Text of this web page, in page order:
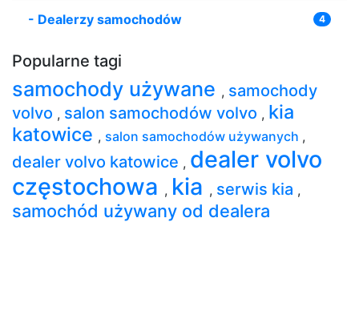
- Dealerzy samochodów 4
Popularne tagi
samochody używane , samochody
volvo , salon samochodów volvo , kia
katowice , salon samochodów używanych ,
dealer volvo katowice , dealer volvo
częstochowa , kia , serwis kia ,
samochód używany od dealera